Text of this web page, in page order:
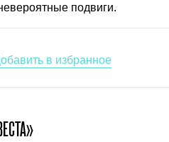
подвиги.